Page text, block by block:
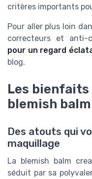
critères importants
Pour aller plus loin
correcteurs et anti-
pour un regard
blog.
Les
blemish
Des atouts qui
maquillage
La blemish balm
séduit par sa